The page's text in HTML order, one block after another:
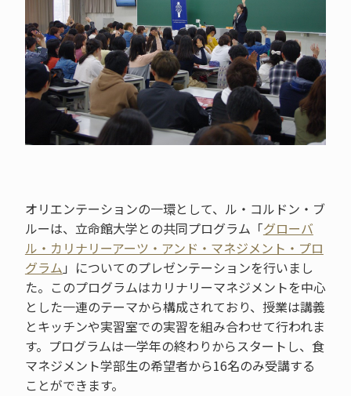
オリエンテーションの一環として、ル・コルドン・ブ
ルーは、立命館大学との共同プログラム「グローバ
ル・カリナリーアーツ・アンド・マネジメント・プロ
グラム 」についてのプレゼンテーションを行いまし
た。このプログラムはカリナリーマネジメントを中心
とした一連のテーマから構成されており、授業は講義
とキッチンや実習室での実習を組み合わせて行われま
す。プログラムは一学年の終わりからスタートし、食
マネジメント学部生の希望者から16名のみ受講する
ことができます。